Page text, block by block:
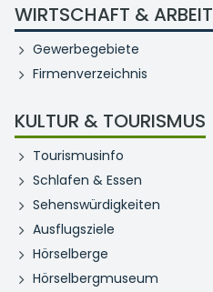
WIRTSCHAFT & ARBEIT
Gewerbegebiete
Firmenverzeichnis
KULTUR & TOURISMUS
Tourismusinfo
Schlafen & Essen
Sehenswürdigkeiten
Ausflugsziele
Hörselberge
Hörselbergmuseum